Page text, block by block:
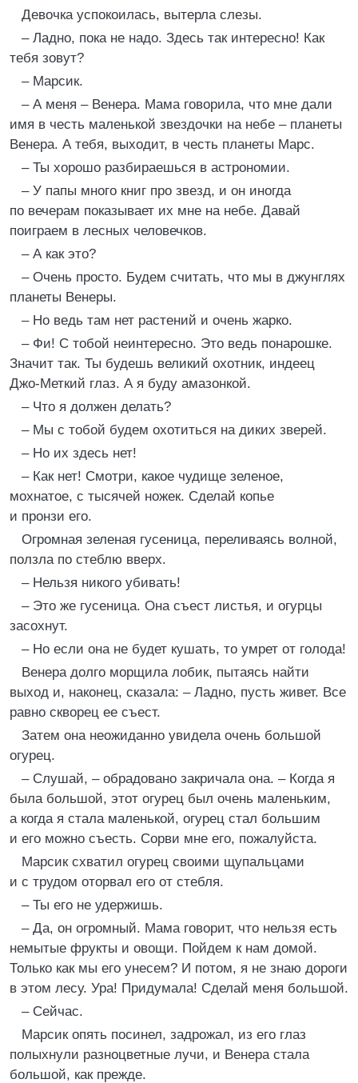
Девочка успокоилась, вытерла слезы.
– Ладно, пока не надо. Здесь так интересно! Как
тебя зовут?
– Марсик.
– А меня – Венера. Мама говорила, что мне дали
имя в честь маленькой звездочки на небе – планеты
Венера. А тебя, выходит, в честь планеты Марс.
– Ты хорошо разбираешься в астрономии.
– У папы много книг про звезд, и он иногда
по вечерам показывает их мне на небе. Давай
поиграем в лесных человечков.
– А как это?
– Очень просто. Будем считать, что мы в джунглях
планеты Венеры.
– Но ведь там нет растений и очень жарко.
– Фи! С тобой неинтересно. Это ведь понарошке.
Значит так. Ты будешь великий охотник, индеец
Джо-Меткий глаз. А я буду амазонкой.
– Что я должен делать?
– Мы с тобой будем охотиться на диких зверей.
– Но их здесь нет!
– Как нет! Смотри, какое чудище зеленое,
мохнатое, с тысячей ножек. Сделай копье
и пронзи его.
Огромная зеленая гусеница, переливаясь волной,
ползла по стеблю вверх.
– Нельзя никого убивать!
– Это же гусеница. Она съест листья, и огурцы
засохнут.
– Но если она не будет кушать, то умрет от голода!
Венера долго морщила лобик, пытаясь найти
выход и, наконец, сказала: – Ладно, пусть живет. Все
равно скворец ее съест.
Затем она неожиданно увидела очень большой
огурец.
– Слушай, – обрадовано закричала она. – Когда я
была большой, этот огурец был очень маленьким,
а когда я стала маленькой, огурец стал большим
и его можно съесть. Сорви мне его, пожалуйста.
Марсик схватил огурец своими щупальцами
и с трудом оторвал его от стебля.
– Ты его не удержишь.
– Да, он огромный. Мама говорит, что нельзя есть
немытые фрукты и овощи. Пойдем к нам домой.
Только как мы его унесем? И потом, я не знаю дороги
в этом лесу. Ура! Придумала! Сделай меня большой.
– Сейчас.
Марсик опять посинел, задрожал, из его глаз
полыхнули разноцветные лучи, и Венера стала
большой, как прежде.